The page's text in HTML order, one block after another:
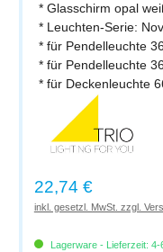
* Glasschirm opal
* Leuchten-Serie:
* für Pendelleuchte
* für Pendelleuchte
* für Deckenleuchte
Regulärer Preis:
22,74 €
inkl. gesetzl. MwSt. zzgl.
Lagerware - Lieferzeit: 4-